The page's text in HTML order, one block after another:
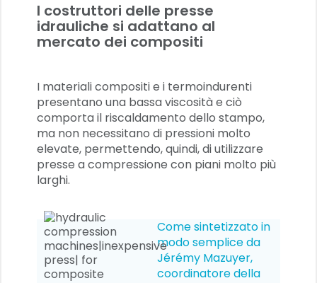
I costruttori delle presse
idrauliche si adattano al
mercato dei compositi
I materiali compositi e i termoindurenti
presentano una bassa viscosità e ciò
comporta il riscaldamento dello stampo,
ma non necessitano di pressioni molto
elevate, permettendo, quindi, di utilizzare
presse a compressione con piani molto più
larghi.
Come sintetizzato in
modo semplice da
Jérémy Mazuyer,
coordinatore della